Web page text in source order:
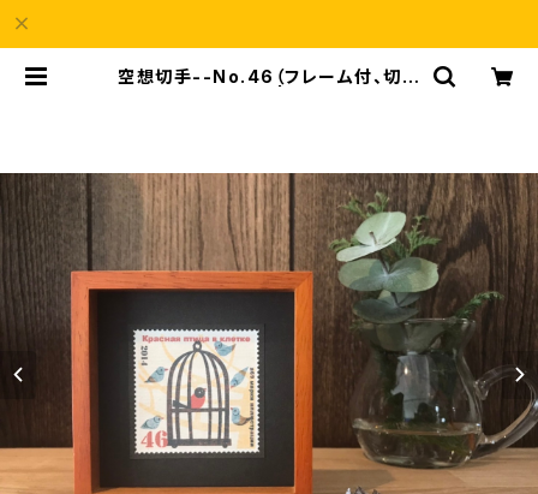
空想切手--No.46（フレーム付、切手